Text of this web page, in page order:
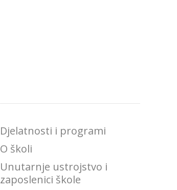
Djelatnosti i programi
O školi
Unutarnje ustrojstvo i
zaposlenici škole